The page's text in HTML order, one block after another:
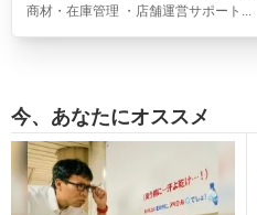
商材・在庫管理 ・店舗運営サポート...
今、あなたにオススメ